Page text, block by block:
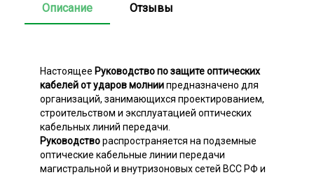
Описание Отзывы
Настоящее Руководство по защите оптических
кабелей от ударов молниипредназначено для
организаций, занимающихся проектированием,
строительством и эксплуатацией оптических
кабельных линий передачи.
Руководствораспространяется на подземные
оптические кабельные линии передачи
магистральной и внутризоновых сетей ВСС РФ и